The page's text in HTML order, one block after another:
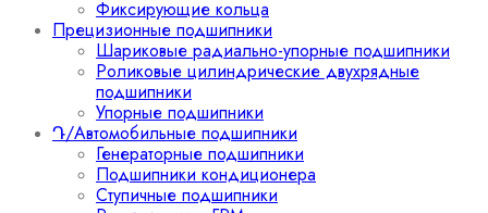
Фиксирующие кольца
Прецизионные подшипники
Шариковые радиально-упорные подшипники
Роликовые цилиндрические двухрядные
подшипники
Упорные подшипники
Դ/Автомобильные подшипники
Генераторные подшипники
Подшипники кондиционера
Ступичные подшипники